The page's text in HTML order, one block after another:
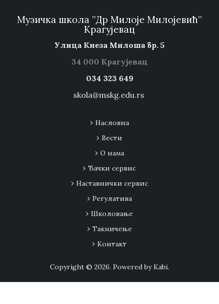
Музичка школа ”Др Милоје Милојевић”
Крагујевац
Улица Кнеза Милоша бр. 5
34 000 Крагујевац
034 323 649
skola@mskg.edu.rs
Насловна
Вести
О нама
Ђачки сервис
Наставнички сервис
Регулатива
Школовање
Tакмичење
Контакт
Copyright © 2026. Powered by Kabi.